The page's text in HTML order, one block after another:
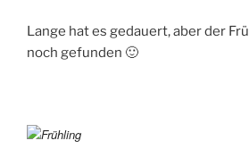
Lange hat es gedauert, aber der
noch gefunden 🙂